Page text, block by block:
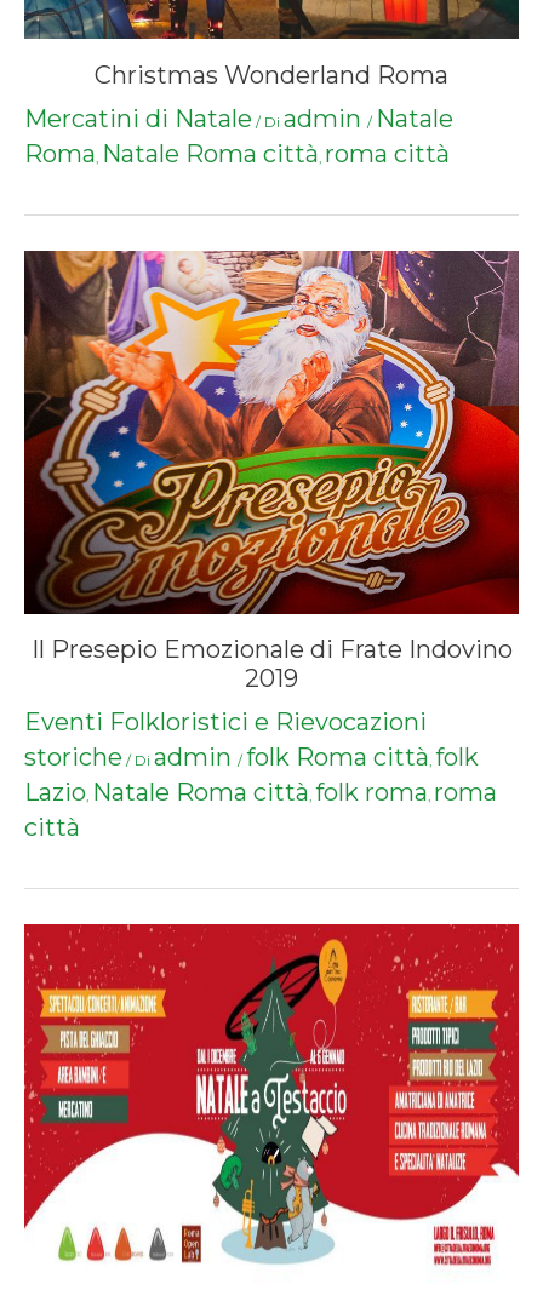
Christmas Wonderland Roma
Mercatini di Natale / Di admin / Natale
Roma, Natale Roma città, roma città
Il Presepio Emozionale di Frate Indovino
2019
Eventi Folkloristici e Rievocazioni
storiche / Di admin / folk Roma città, folk
Lazio, Natale Roma città, folk roma, roma
città